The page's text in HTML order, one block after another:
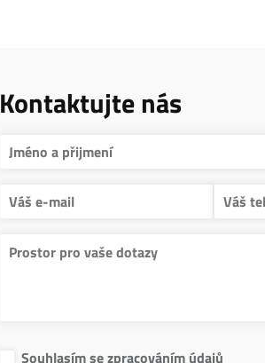
Kontaktujte nás
Souhlasím se zpracováním údajů